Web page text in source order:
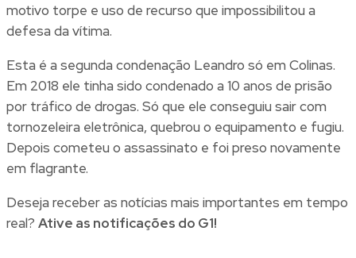
motivo torpe e uso de recurso que impossibilitou a
defesa da vítima.
Esta é a segunda condenação Leandro só em Colinas.
Em 2018 ele tinha sido condenado a 10 anos de prisão
por tráfico de drogas. Só que ele conseguiu sair com
tornozeleira eletrônica, quebrou o equipamento e fugiu.
Depois cometeu o assassinato e foi preso novamente
em flagrante.
Deseja receber as notícias mais importantes em tempo
real? Ative as notificações do G1!